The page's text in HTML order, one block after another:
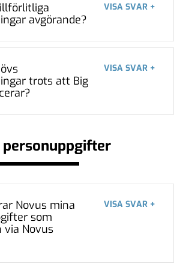
VISA SVAR +
avgörande?
VISA SVAR +
trots att Big
VISA SVAR +
Novus mina
som
via Novus